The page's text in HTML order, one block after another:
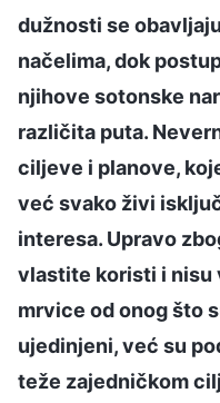
dužnosti se
načelima, dok
njihove sotonske
različita puta.
ciljeve i planove,
već svako živi
interesa. Upravo
vlastite koristi i nisu
mrvice od onog što
ujedinjeni, već su
teže zajedničkom